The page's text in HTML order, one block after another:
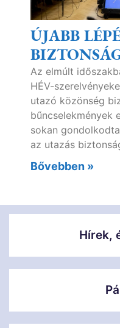
ÚJABB
Az elmúlt
HÉV-
utazó közönség
bűncselekmények
sokan
az utazás
Bővebben »
Hírek,